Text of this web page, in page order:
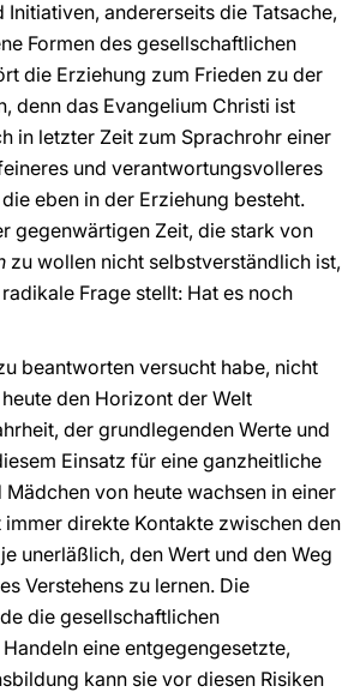
andererseits die Tatsache,
Formen des gesellschaftlichen
die Erziehung zum Frieden zu der
denn das Evangelium Christi ist
in letzter Zeit zum Sprachrohr einer
und verantwortungsvolleres
eben in der Erziehung besteht.
gegenwärtigen Zeit, die stark von
zu wollen nicht selbstverständlich ist,
Frage stellt: Hat es noch
beantworten versucht habe, nicht
den Horizont der Welt
der grundlegenden Werte und
Einsatz für eine ganzheitliche
von heute wachsen in einer
direkte Kontakte zwischen den
unerläßlich, den Wert und den Weg
Verstehens zu lernen. Die
die gesellschaftlichen
eine entgegengesetzte,
kann sie vor diesen Risiken